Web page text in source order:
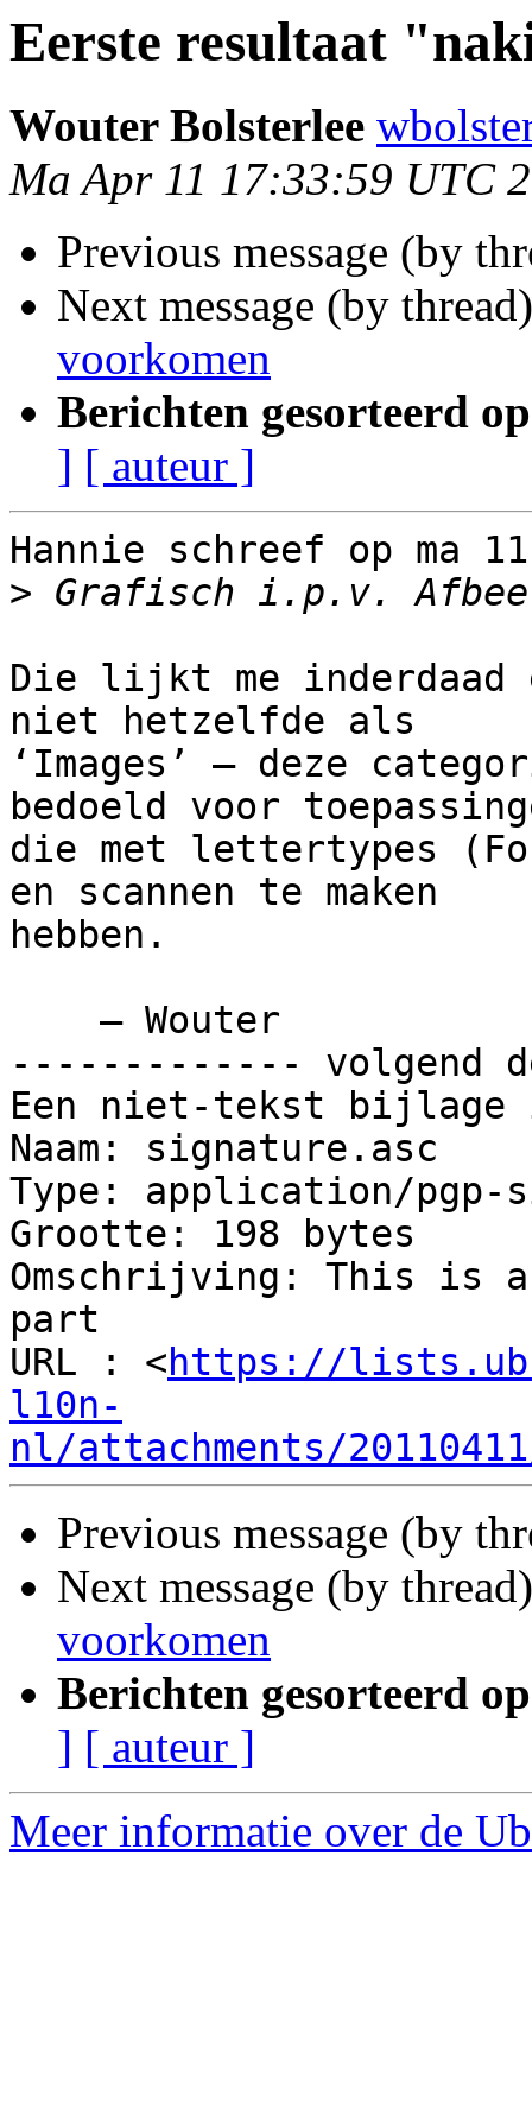
Eerste resultaat
Wouter Bolsterlee
Ma Apr 11 17:33:59 UTC
Previous message (by
Next message (by
voorkomen
Berichten gesorteerd
] [ auteur ]
Hannie schreef op ma
>
Die lijkt me inderdaad
niet hetzelfde als
‘Images’ – deze
bedoeld voor
die met lettertypes
en scannen te maken
hebben.
------------- volgend
Een niet-tekst
Naam: signature.asc
Type: application/pgp-
Grootte: 198 bytes
Omschrijving: This is
part
URL : <https://
l10n-
nl/attachments/
Previous message (by
Next message (by
voorkomen
Berichten gesorteerd
] [ auteur ]
Meer informatie over de